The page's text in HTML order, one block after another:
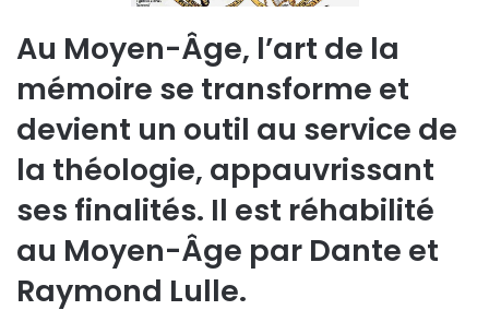
Au Moyen-Âge, l’art de la
mémoire se transforme et
devient un outil au service de
la théologie, appauvrissant
ses finalités. Il est réhabilité
au Moyen-Âge par Dante et
Raymond Lulle.